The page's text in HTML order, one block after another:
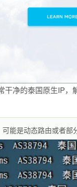
干净的泰国原生IP
能是动态路由或者部